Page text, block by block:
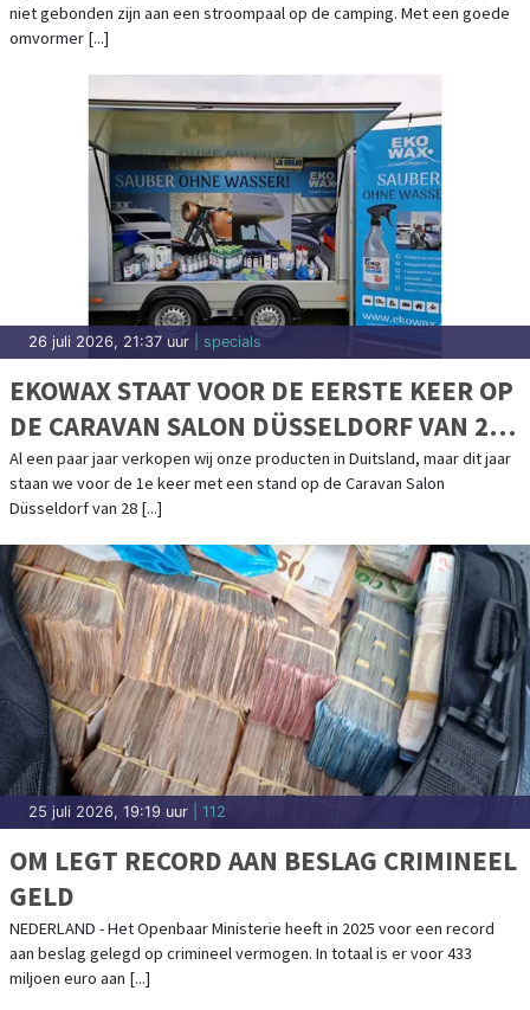
niet gebonden zijn aan een stroompaal op de camping. Met een goede
omvormer [...]
26 juli 2026, 21:37 uur | specials
EKOWAX STAAT VOOR DE EERSTE KEER OP
DE CARAVAN SALON DÜSSELDORF VAN 28
AUGUSTUS T/M 6 SEPTEMBER
Al een paar jaar verkopen wij onze producten in Duitsland, maar dit jaar
staan we voor de 1e keer met een stand op de Caravan Salon
Düsseldorf van 28 [...]
25 juli 2026, 19:19 uur | 112
OM LEGT RECORD AAN BESLAG CRIMINEEL
GELD
NEDERLAND - Het Openbaar Ministerie heeft in 2025 voor een record
aan beslag gelegd op crimineel vermogen. In totaal is er voor 433
miljoen euro aan [...]